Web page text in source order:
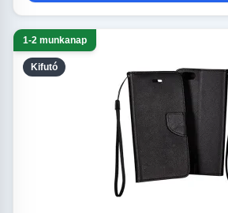
Kifutó
1-2 munkanap